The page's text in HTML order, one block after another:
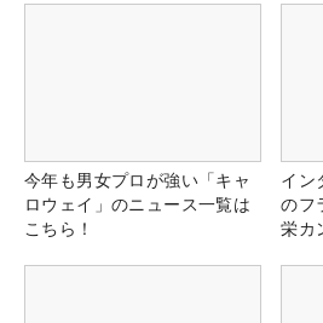
今年も男女プロが強い「キャ
ロウェイ」のニュース一覧は
こちら！
イン
のフ
栄カ